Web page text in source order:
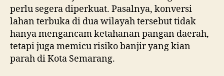
perlu segera diperkuat. Pasalnya, konversi
lahan terbuka di dua wilayah tersebut tidak
hanya mengancam ketahanan pangan daerah,
tetapi juga memicu risiko banjir yang kian
parah di Kota Semarang.